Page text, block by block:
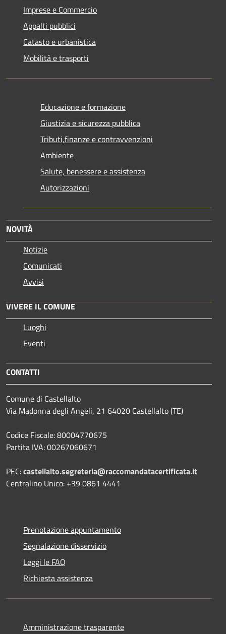
Imprese e Commercio
Appalti pubblici
Catasto e urbanistica
Mobilità e trasporti
Educazione e formazione
Giustizia e sicurezza pubblica
Tributi,finanze e contravvenzioni
Ambiente
Salute, benessere e assistenza
Autorizzazioni
NOVITÀ
Notizie
Comunicati
Avvisi
VIVERE IL COMUNE
Luoghi
Eventi
CONTATTI
Comune di Castellalto
Via Madonna degli Angeli, 21 64020 Castellalto (TE)
Codice Fiscale: 80004770675
Partita IVA: 00267060671
PEC:castellalto.segreteria@raccomandatacertificata.it
Centralino Unico: +39 0861 4441
Prenotazione appuntamento
Segnalazione disservizio
Leggi le FAQ
Richiesta assistenza
Amministrazione trasparente